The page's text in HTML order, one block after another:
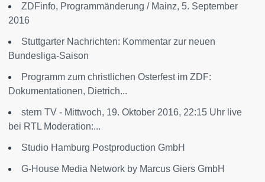
ZDFinfo, Programmänderung / Mainz, 5. September
2016
Stuttgarter Nachrichten: Kommentar zur neuen
Bundesliga-Saison
Programm zum christlichen Osterfest im ZDF:
Dokumentationen, Dietrich...
stern TV - Mittwoch, 19. Oktober 2016, 22:15 Uhr live
bei RTL Moderation:...
Studio Hamburg Postproduction GmbH
G-House Media Network by Marcus Giers GmbH